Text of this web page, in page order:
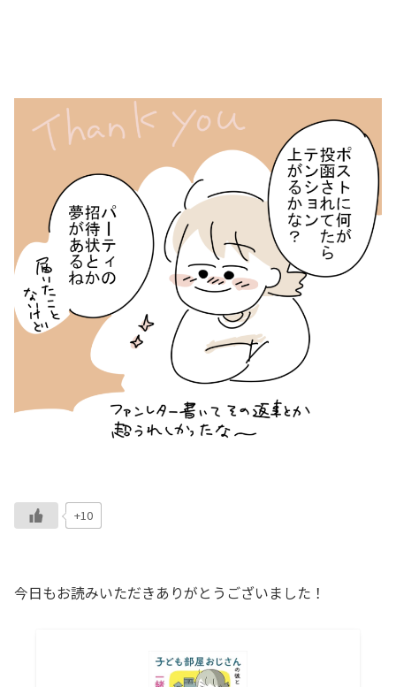
+10
今日もお読みいただきありがとうございました！